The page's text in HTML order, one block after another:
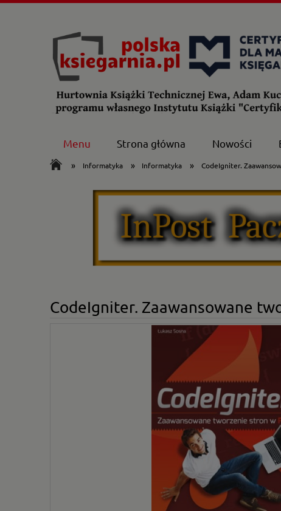
Menu Strona główna Nowości
» Informatyka » Informatyka » CodeIgniter.
CodeIgniter. Zaawansowane